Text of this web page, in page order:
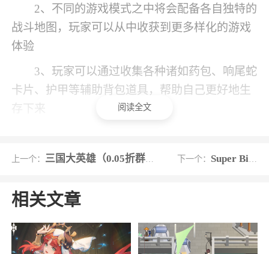
2、不同的游戏模式之中将会配备各自独特的
战斗地图，玩家可以从中收获到更多样化的游戏
体验
3、玩家可以通过收集各种诸如药包、响尾蛇
卡片、护甲等辅助背包道具，帮助自己更好地生
存下来
种挑战
的游戏模式，如团队竞技模式、生存模式、暗杀
的挑战
阅读全文
上一个： 三国大英雄（0.05折群雄争霸） 下一个： Super Bino Go
相关文章